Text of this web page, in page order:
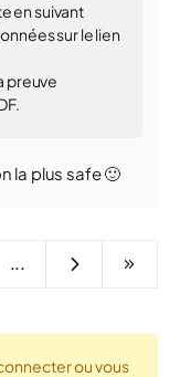
en suivant
sur le lien
preuve
la plus safe 🙂
...
ou vous